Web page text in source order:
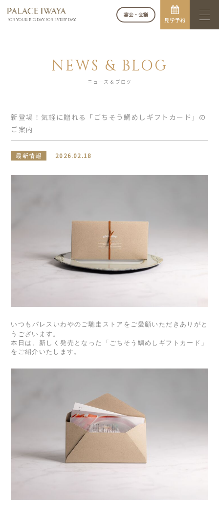
FOR YOUR BIG DAY. FOR EVERY DAY.
宴会・会議
見学予約
NEWS & BLOG
ニュース & ブログ
新登場！気軽に贈れる「ごちそう鯛めしギフトカード」の
ご案内
最新情報 2026.02.18
いつもパレスいわやのご馳走ストアをご愛顧いただきありがと
うございます。
本日は、新しく発売となった「ごちそう鯛めしギフトカード」
をご紹介いたします。